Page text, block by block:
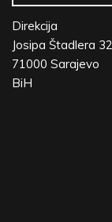
Direkcija
Josipa Štadlera 32,
71000 Sarajevo
BiH